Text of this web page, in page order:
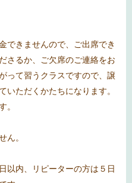
できませんので、ご出席でき
さるか、ご欠席のご連絡をお
って習うクラスですので、譲
いただくかたちになります。
。
ん。
以内、リピーターの方は５日